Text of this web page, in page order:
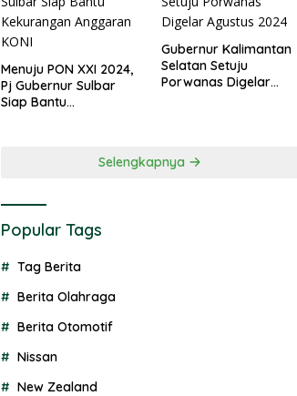
Menuju PON XXI 2024,
Pj Gubernur Sulbar
Siap Bantu
Gubernur Kalimantan
Selatan Setuju
Porwanas Digelar
Selengkapnya
Popular Tags
Tag Berita
Berita Olahraga
Berita Otomotif
Nissan
New Zealand